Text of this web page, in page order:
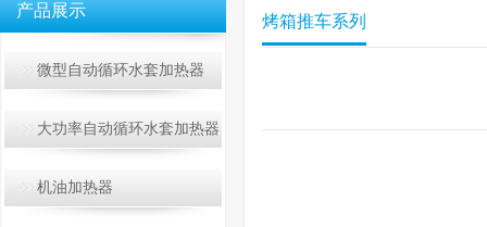
产品展示
微型自动循环水套加热器
大功率自动循环水套加热器
机油加热器
烤箱推车系列